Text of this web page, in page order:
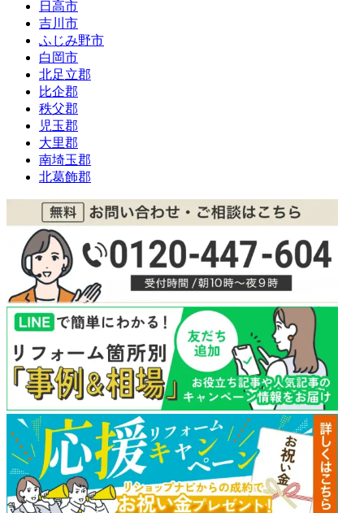
日高市
吉川市
ふじみ野市
白岡市
北足立郡
比企郡
秩父郡
児玉郡
大里郡
南埼玉郡
北葛飾郡